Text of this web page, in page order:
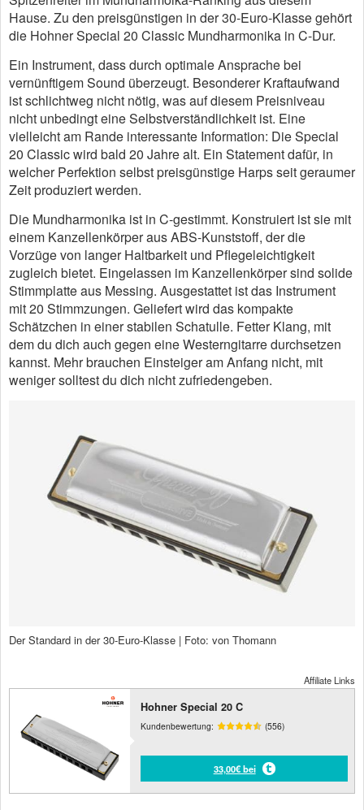
Hause. Zu den preisgünstigen in der 30-Euro-Klasse gehört
die Hohner Special 20 Classic Mundharmonika in C-Dur.
Ein Instrument, dass durch optimale Ansprache bei
vernünftigem Sound überzeugt. Besonderer Kraftaufwand
ist schlichtweg nicht nötig, was auf diesem Preisniveau
nicht unbedingt eine Selbstverständlichkeit ist. Eine
vielleicht am Rande interessante Information: Die Special
20 Classic wird bald 20 Jahre alt. Ein Statement dafür, in
welcher Perfektion selbst preisgünstige Harps seit geraumer
Zeit produziert werden.
Die Mundharmonika ist in C-gestimmt. Konstruiert ist sie mit
einem Kanzellenkörper aus ABS-Kunststoff, der die
Vorzüge von langer Haltbarkeit und Pflegeleichtigkeit
zugleich bietet. Eingelassen im Kanzellenkörper sind solide
Stimmplatte aus Messing. Ausgestattet ist das Instrument
mit 20 Stimmzungen. Geliefert wird das kompakte
Schätzchen in einer stabilen Schatulle. Fetter Klang, mit
dem du dich auch gegen eine Westerngitarre durchsetzen
kannst. Mehr brauchen Einsteiger am Anfang nicht, mit
weniger solltest du dich nicht zufriedengeben.
Der Standard in der 30-Euro-Klasse | Foto: von Thomann
Affiliate Links
Hohner Special 20 C
Kundenbewertung: (556)
33,00€ bei